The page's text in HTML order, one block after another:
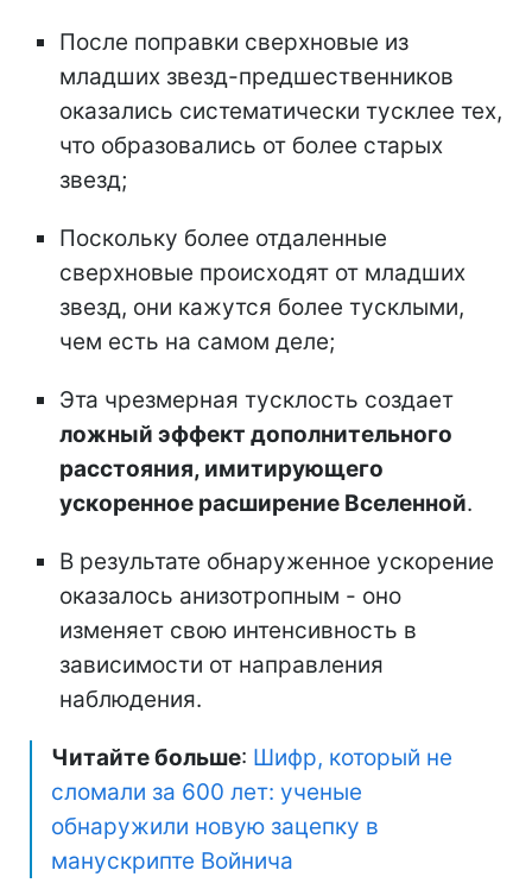
После поправки сверхновые из
младших звезд-предшественников
оказались систематически тусклее тех,
что образовались от более старых
звезд;
Поскольку более отдаленные
сверхновые происходят от младших
звезд, они кажутся более тусклыми,
чем есть на самом деле;
Эта чрезмерная тусклость создает
ложный эффект дополнительного
расстояния, имитирующего
ускоренное расширение Вселенной.
В результате обнаруженное ускорение
оказалось анизотропным - оно
изменяет свою интенсивность в
зависимости от направления
наблюдения.
Читайте больше: Шифр, который не
сломали за 600 лет: ученые
обнаружили новую зацепку в
манускрипте Войнича